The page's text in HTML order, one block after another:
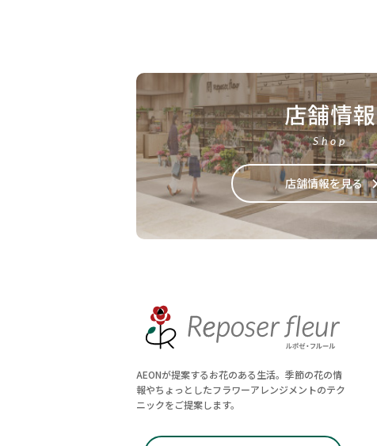
店舗情報
Shop
店舗情報を見る
AEONが提案するお花のある生活。季節の花の情
報やちょっとしたフラワーアレンジメントのテク
ニックをご提案します。